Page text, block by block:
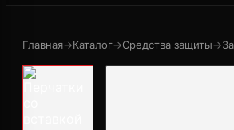
Главная→Каталог→Средства защиты→